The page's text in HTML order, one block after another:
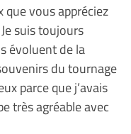
que vous appréciez
suis toujours
évoluent de la
du tournage
parce que j’avais
très agréable avec